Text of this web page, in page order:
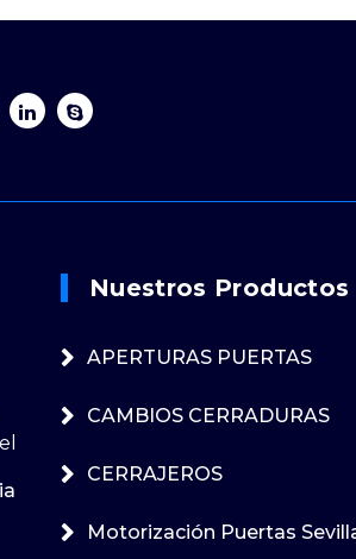
un Email
Nuestros Productos
APERTURAS PUERTAS
CAMBIOS CERRADURAS
CERRAJEROS
Motorización Puertas